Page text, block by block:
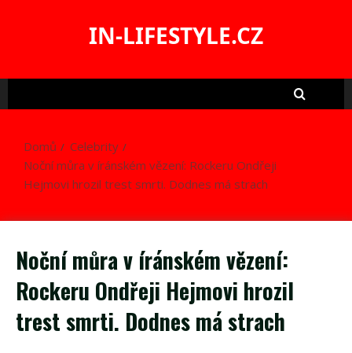
IN-LIFESTYLE.CZ
Domů
Celebrity
Noční můra v íránském vězení: Rockeru Ondřeji
Hejmovi hrozil trest smrti. Dodnes má strach
Noční můra v íránském vězení:
Rockeru Ondřeji Hejmovi hrozil
trest smrti. Dodnes má strach